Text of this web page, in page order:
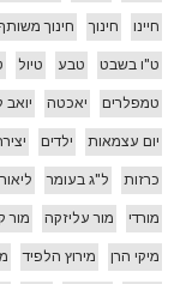
חיינו חינוך חינוך
ט"ו בשבט טבע טיול
טמפלרים יאכטה יואב
יום עצמאות ילדים
כרזות ל"ג בעומר
מורדי מור עליזקה מור
מיקי הרן מירוץ הלפיד